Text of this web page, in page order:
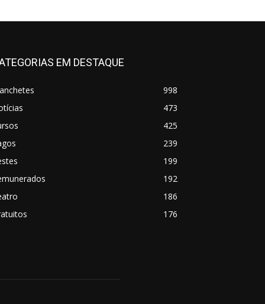
EM DESTAQUE
998
473
425
239
199
192
186
176